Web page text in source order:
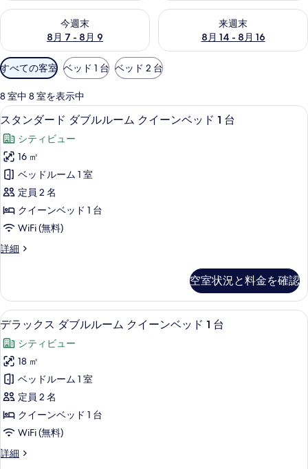
今週末
8月 7 - 8月 9
今週末 8月 7 - 8月 9 の空室状況をチェック
来週末
8月 14 - 8月 16
来週末 8月 14 - 8月 16 の空室
利
用
可
能
な
客
室
の
絞
り
込
み
条
すべての客室 ベッド 1 台 ベッド 2 台
8 室中 8 室を表示中
ス
タ
ン
ダ
ー
ド
ダ
ル
ー
ム
ク
イ
ー
ン
ベ
ッ
ド
1
セーフティボックス (室内)、デスク
15
スタンダード ダブルルーム クイーンベッド 1 台
シティビュー
16 ㎡
ベッドルーム 1 室
定員 2 名
クイーンベッド 1 台
WiFi (無料)
詳細
ス
ー
ド
ダ
ル
ル
ー
ム
ク
イ
ー
ン
ベ
ッ
空室状況と料金を確認
デ
ラ
ッ
ク
ス
ダ
ブ
ル
デラックス ダブルルーム クイーン
21
デラックス ダブルルーム クイーンベッド 1 台
シティビュー
18 ㎡
ベッドルーム 1 室
定員 2 名
クイーンベッド 1 台
WiFi (無料)
詳細
デ